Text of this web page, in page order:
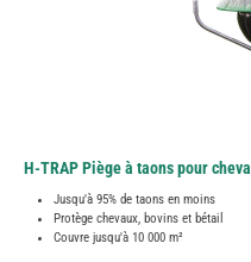
H-TRAP Piège à taons pour
Jusqu'à 95% de taons en moins
Protège chevaux, bovins et bétail
Couvre jusqu'à 10 000 m²